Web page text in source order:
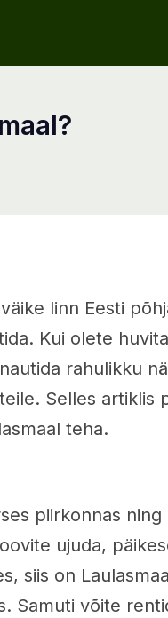
linn Eesti
Kui olete
rahulikku
Selles artiklis
teha.
piirkonnas
ujuda,
siis on
Samuti võite